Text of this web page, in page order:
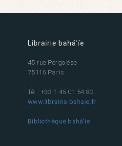
Librairie bahá’íe
45 rue Pergolèse
75116 Paris
Tél : +33 1 45 01 54 82
www.librairie-bahaie.fr
Bibliothèque bahá’íe